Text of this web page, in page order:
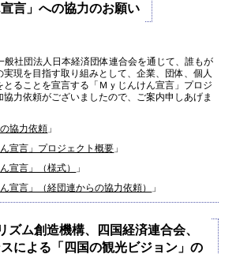
宣言」への協力のお願い
般社団法人日本経済団体連合会を通じて、誰もが
実現を目指す取り組みとして、企業、団体、個人
ることを宣言する「Ｍｙじんけん宣言」プロジ
協力依頼がございましたので、ご案内申しあげま
協力依頼 」
宣言」プロジェクト概要 」
宣言」（様式）
」
宣言」（経団連からの協力依頼） 」
ズム創造機構、四国経済連合会、
による「四国の観光ビジョン」の